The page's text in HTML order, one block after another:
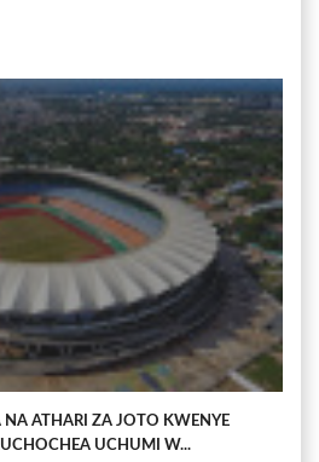
ATHARI ZA JOTO KWENYE
UCHUMI W...